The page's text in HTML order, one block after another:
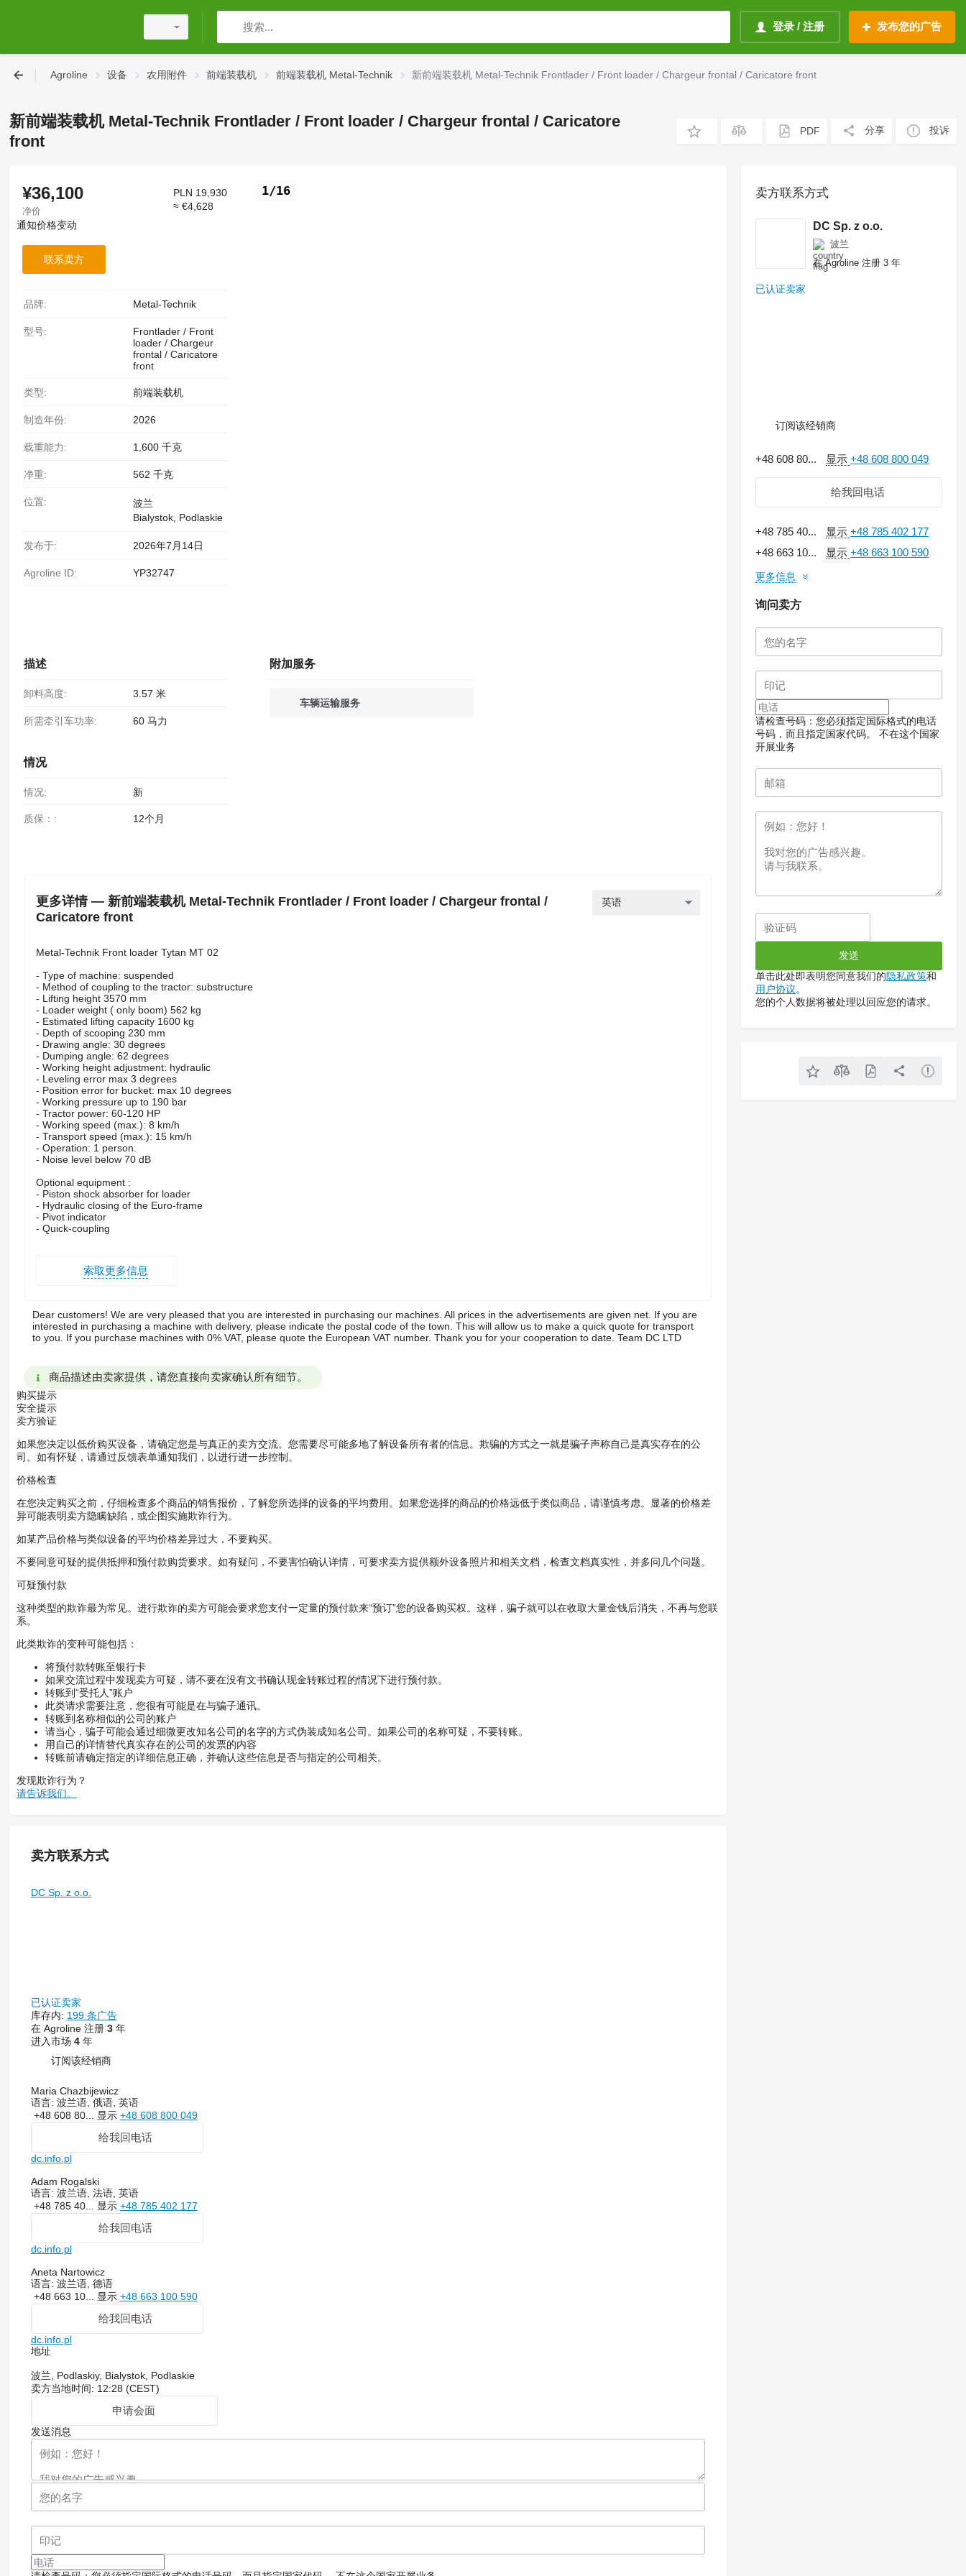
登录 / 注册 发布您的广告
Agroline 设备 农用附件 前端装载机 前端装载机 Metal-Technik 新前端装载机 Metal-Technik Frontlader / Front loader / Chargeur frontal / Caricatore front
新前端装载机 Metal-Technik Frontlader / Front loader / Chargeur frontal / Caricatore
front
PDF 分享 投诉
1/16
¥36,100
净价
PLN 19,930
≈ €4,628
通知价格变动
联系卖方
品牌: Metal-Technik
型号:
Frontlader / Front
loader / Chargeur
frontal / Caricatore
front
类型: 前端装载机
制造年份: 2026
载重能力: 1,600 千克
净重: 562 千克
位置:
波兰
Bialystok, Podlaskie
发布于: 2026年7月14日
Agroline ID: YP32747
描述
卸料高度: 3.57 米
所需牵引车功率: 60 马力
情况
情况: 新
质保：: 12个月
附加服务
车辆运输服务
更多详情 — 新前端装载机 Metal-Technik Frontlader / Front loader / Chargeur frontal /
Caricatore front
英语
Metal-Technik Front loader Tytan MT 02
- Type of machine: suspended
- Method of coupling to the tractor: substructure
- Lifting height 3570 mm
- Loader weight ( only boom) 562 kg
- Estimated lifting capacity 1600 kg
- Depth of scooping 230 mm
- Drawing angle: 30 degrees
- Dumping angle: 62 degrees
- Working height adjustment: hydraulic
- Leveling error max 3 degrees
- Position error for bucket: max 10 degrees
- Working pressure up to 190 bar
- Tractor power: 60-120 HP
- Working speed (max.): 8 km/h
- Transport speed (max.): 15 km/h
- Operation: 1 person.
- Noise level below 70 dB
Optional equipment :
- Piston shock absorber for loader
- Hydraulic closing of the Euro-frame
- Pivot indicator
- Quick-coupling
索取更多信息
Dear customers! We are very pleased that you are interested in purchasing our machines. All prices in the advertisements are given net. If you are
interested in purchasing a machine with delivery, please indicate the postal code of the town. This will allow us to make a quick quote for transport
to you. If you purchase machines with 0% VAT, please quote the European VAT number. Thank you for your cooperation to date. Team DC LTD
商品描述由卖家提供，请您直接向卖家确认所有细节。
购买提示
安全提示
卖方验证
如果您决定以低价购买设备，请确定您是与真正的卖方交流。您需要尽可能多地了解设备所有者的信息。欺骗的方式之一就是骗子声称自己是真实存在的公
司。如有怀疑，请通过反馈表单通知我们，以进行进一步控制。
价格检查
在您决定购买之前，仔细检查多个商品的销售报价，了解您所选择的设备的平均费用。如果您选择的商品的价格远低于类似商品，请谨慎考虑。显著的价格差
异可能表明卖方隐瞒缺陷，或企图实施欺诈行为。
如某产品价格与类似设备的平均价格差异过大，不要购买。
不要同意可疑的提供抵押和预付款购货要求。如有疑问，不要害怕确认详情，可要求卖方提供额外设备照片和相关文档，检查文档真实性，并多问几个问题。
可疑预付款
这种类型的欺诈最为常见。进行欺诈的卖方可能会要求您支付一定量的预付款来“预订”您的设备购买权。这样，骗子就可以在收取大量金钱后消失，不再与您联
系。
此类欺诈的变种可能包括：
将预付款转账至银行卡
如果交流过程中发现卖方可疑，请不要在没有文书确认现金转账过程的情况下进行预付款。
转账到“受托人”账户
此类请求需要注意，您很有可能是在与骗子通讯。
转账到名称相似的公司的账户
请当心，骗子可能会通过细微更改知名公司的名字的方式伪装成知名公司。如果公司的名称可疑，不要转账。
用自己的详情替代真实存在的公司的发票的内容
转账前请确定指定的详细信息正确，并确认这些信息是否与指定的公司相关。
发现欺诈行为？
请告诉我们。
卖方联系方式
DC Sp. z o.o.
已认证卖家
库存内: 199 条广告
在 Agroline 注册 3年
进入市场 4年
订阅该经销商
Maria Chazbijewicz
语言: 波兰语, 俄语, 英语
+48 608 80... 显示 +48 608 800 049
给我回电话
dc.info.pl
Adam Rogalski
语言: 波兰语, 法语, 英语
+48 785 40... 显示 +48 785 402 177
给我回电话
dc.info.pl
Aneta Nartowicz
语言: 波兰语, 德语
+48 663 10... 显示 +48 663 100 590
给我回电话
dc.info.pl
地址
波兰, Podlaskiy, Bialystok, Podlaskie
卖方当地时间: 12:28 (CEST)
申请会面
发送消息
卖方联系方式
DC Sp. z o.o.
波兰
在 Agroline 注册 3 年
已认证卖家
订阅该经销商
+48 608 80... 显示+48 608 800 049
给我回电话
+48 785 40... 显示+48 785 402 177
+48 663 10...
显示+48 663 100 590
更多信息
询问卖方
请检查号码：您必须指定国际格式的电话
号码，而且指定国家代码。
不在这个国家
开展业务
单击此处即表明您同意我们的隐私政策和
用户协议。
您的个人数据将被处理以回应您的请求。